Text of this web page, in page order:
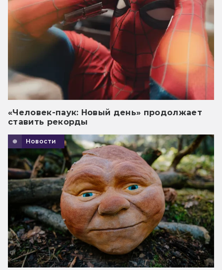
«Человек-паук: Новый день» продолжает
ставить рекорды
Новости